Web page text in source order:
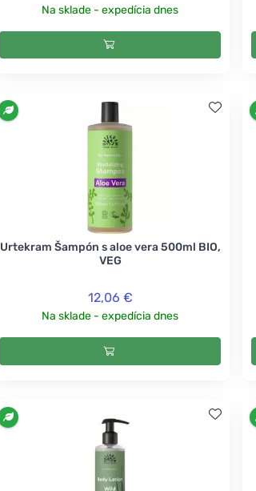
Na sklade - expedícia dnes
Urtekram Šampón s aloe vera 500ml BIO,
VEG
12,06 €
Na sklade - expedícia dnes